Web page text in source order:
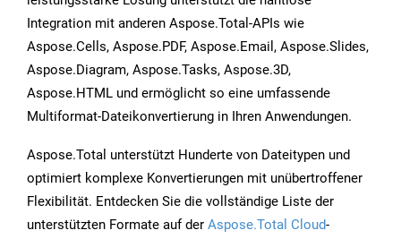
Integration mit anderen Aspose.Total-APIs wie
Aspose.Cells, Aspose.PDF, Aspose.Email, Aspose.Slides,
Aspose.Diagram, Aspose.Tasks, Aspose.3D,
Aspose.HTML und ermöglicht so eine umfassende
Multiformat-Dateikonvertierung in Ihren Anwendungen.
Aspose.Total unterstützt Hunderte von Dateitypen und
optimiert komplexe Konvertierungen mit unübertroffener
Flexibilität. Entdecken Sie die vollständige Liste der
unterstützten Formate auf der Aspose.Total Cloud-